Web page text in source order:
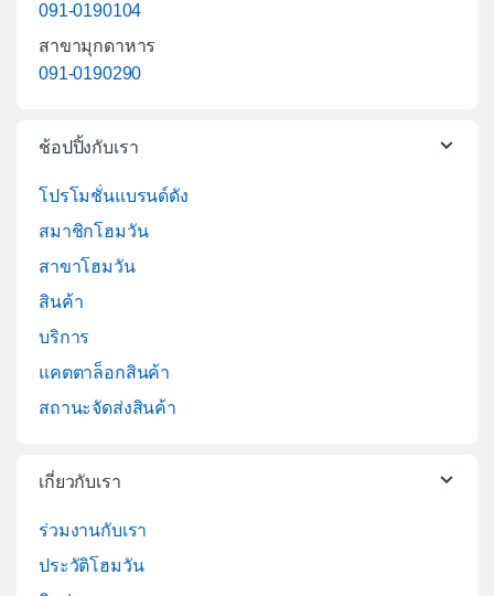
091-0190104
สาขามุกดาหาร
091-0190290
ช้อปปิ้งกับเรา
โปรโมชั่นแบรนด์ดัง
สมาชิกโฮมวัน
สาขาโฮมวัน
สินค้า
บริการ
แคตตาล็อกสินค้า
สถานะจัดส่งสินค้า
เกี่ยวกับเรา
ร่วมงานกับเรา
ประวัติโฮมวัน